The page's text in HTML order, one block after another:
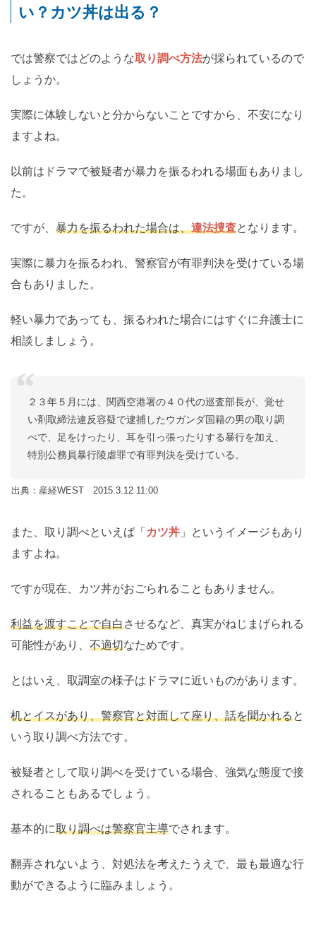
い？カツ丼は出る？
では警察ではどのような取り調べ方法が採られているので
しょうか。
実際に体験しないと分からないことですから、不安になり
ますよね。
以前はドラマで被疑者が暴力を振るわれる場面もありまし
た。
ですが、 暴力を振るわれた場合は、違法捜査となります。
実際に暴力を振るわれ、警察官が有罪判決を受けている場
合もありました。
軽い暴力であっても、振るわれた場合にはすぐに弁護士に
相談しましょう。
２３年５月には、関西空港署の４０代の巡査部長が、覚せ
い剤取締法違反容疑で逮捕したウガンダ国籍の男の取り調
べで、足をけったり、耳を引っ張ったりする暴行を加え、
特別公務員暴行陵虐罪で有罪判決を受けている。
出典：産経WEST 2015.3.12 11:00
また、取り調べといえば「 カツ丼 」というイメージもあり
ますよね。
ですが現在、カツ丼がおごられることもありません。
利益を渡すことで自白させるなど、真実がねじまげられる
可能性があり、 不適切なためです。
とはいえ、取調室の様子はドラマに近いものがあります。
机とイスがあり、警察官と対面して座り、話を聞かれると
いう取り調べ方法です。
被疑者として取り調べを受けている場合、強気な態度で接
されることもあるでしょう。
基本的に取り調べは警察官主導でされます。
翻弄されないよう、対処法を考えたうえで、最も最適な行
動ができるように臨みましょう。